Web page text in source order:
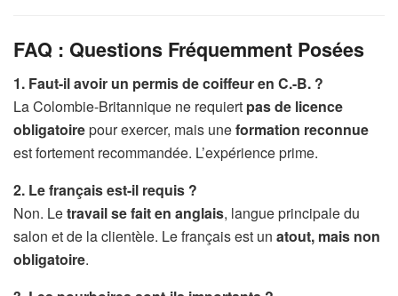
FAQ : Questions Fréquemment Posées
1. Faut-il avoir un permis de coiffeur en C.-B. ?
La Colombie-Britannique ne requiert pas de licence
obligatoirepour exercer, mais uneformation reconnue
est fortement recommandée. L’expérience prime.
2. Le français est-il requis ?
Non. Letravail se fait en anglais, langue principale du
salon et de la clientèle. Le français est un atout, mais non
obligatoire.